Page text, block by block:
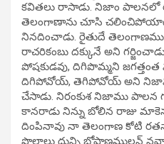
కవితలు రాసాడు. నిజాం పాలనలో
తెలంగాణాను చూసి
నినదించాడు. రైతుదే తెలంగాణము
రాచరికంబు దక్కునే అని
పోషకుడవు, దిగిపొమ్మని జగత్తంత
దిగిపోవోయ్‌, తెగిపోవోయ్‌ అని
చేసాడు. నిరంకుశ నిజాము
కానరాడు నిన్ను బోలిన రాజు
దింపినావు నా తెలంగాణ కోటి
పొలాలు దున్ని భోషాణములన్‌